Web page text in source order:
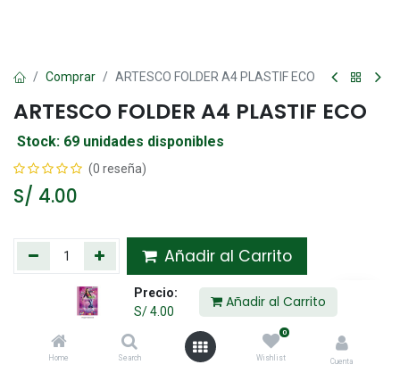
Precio:
S/4.00
Añadir al Carrito
Home Search
0
Wishlist Cuenta
Comprar ARTESCO FOLDER A4 PLASTIF ECO
ARTESCO FOLDER A4 PLASTIF ECO
Stock: 69 unidades disponibles
(0 reseña)
S/ 4.00
Añadir al Carrito
Agregar a la lista de deseos
Compartir :